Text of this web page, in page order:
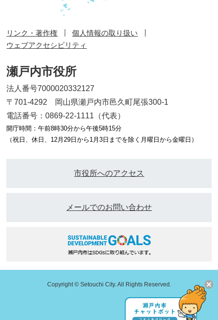
リンク・著作権
個人情報の取り扱い
ウェブアクセシビリティ
瀬戸内市役所
法人番号7000020332127
〒701-4292 岡山県瀬戸内市邑久町尾張300-1
電話番号：0869-22-1111（代表）
開庁時間：午前8時30分から午後5時15分
（祝日、休日、12月29日から1月3日までを除く月曜日から金曜日）
市役所へのアクセス
メールでのお問い合わせ
Copyright © Setouchi City. All Rights Reserved.